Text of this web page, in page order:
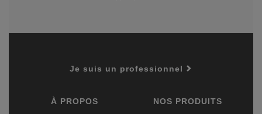
Je suis un professionnel
À PROPOS NOS PRODUITS